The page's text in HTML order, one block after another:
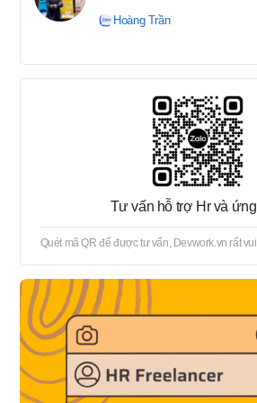
tuyển → Offer → Thủ tục
Hoàng Trần
Tư vấn hỗ trợ Hr và
Quét mã QR để được tư vấn, Devwork.vn rất